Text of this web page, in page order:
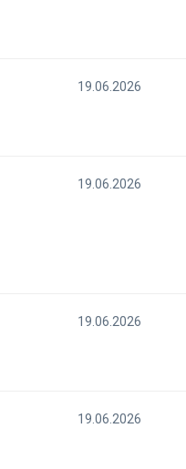
19.06.2026
19.06.2026
19.06.2026
19.06.2026